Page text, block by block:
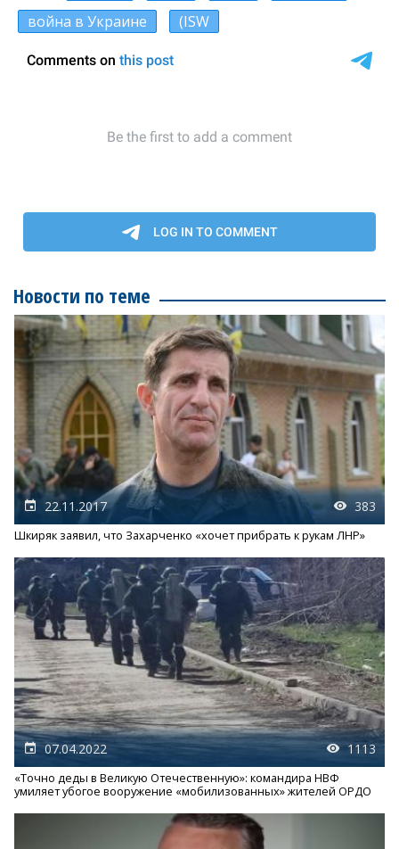
война в Украине
(ISW
Новости по теме
22.11.2017 383
Шкиряк заявил, что Захарченко «хочет прибрать к рукам ЛНР»
07.04.2022 1113
«Точно деды в Великую Отечественную»: командира НВФ
умиляет убогое вооружение «мобилизованных» жителей ОРДО